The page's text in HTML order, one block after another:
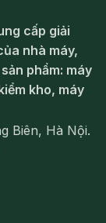
cấp giải
nhà máy,
phẩm: máy
kho, máy
Biên, Hà Nội.